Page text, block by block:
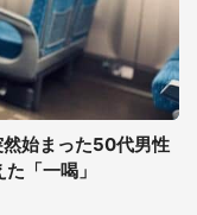
始まった50代男性
「一喝」